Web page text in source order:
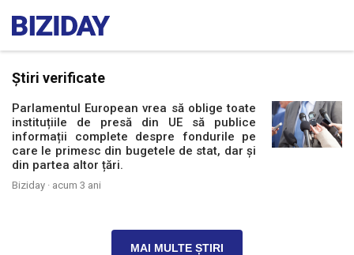
Știri verificate
Parlamentul European vrea să oblige toate
instituțiile de presă din UE să publice
informații complete despre fondurile pe
care le primesc din bugetele de stat, dar și
din partea altor țări.
Biziday · acum 3 ani
MAI MULTE ȘTIRI